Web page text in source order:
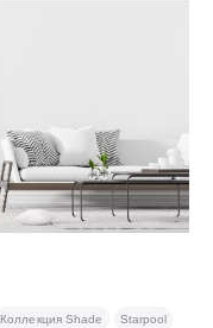
Коллекция Shade Starpool